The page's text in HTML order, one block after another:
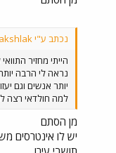
נכתב ע"י wakshlak:
הייתי מחזיר
נראה לי הרבה
יותר אנשים וגם
למה חולדאי רצה
מן הסתם
יש לו אינטרסים